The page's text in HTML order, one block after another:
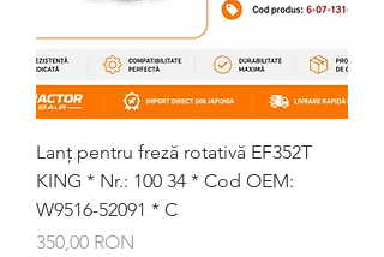
Lanț pentru freză rotativă EF352T
KING * Nr.: 100 34 * Cod OEM:
W9516-52091 * C
Preț
350,00 RON